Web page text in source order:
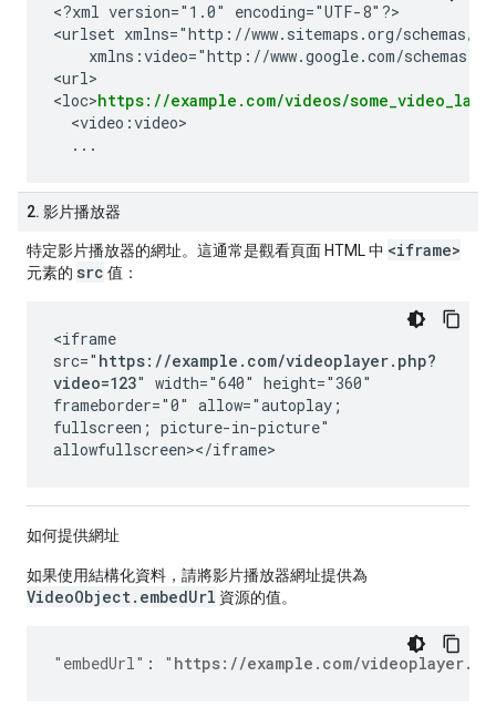
<?xml version="1.0" encoding="UTF-8"?>
<urlset xmlns="http://www.sitemaps.org/schemas/
xmlns:video="http://www.google.com/schemas/
<url>
<loc>https://example.com/videos/
  <video:video>
2. 影片播放器
特定影片播放器的網址。這通常是觀看頁面 HTML 中 <iframe>
元素的 src 值：
<iframe
src=" https://example.com/videoplayer.php?
video=123" width="640" height="360"
frameborder="0" allow="autoplay;
fullscreen; picture-in-picture"
allowfullscreen></iframe>
如何提供網址
如果使用結構化資料，請將影片播放器網址提供為
VideoObject.embedUrl 資源的值。
"embedUrl" : " https://example.com/